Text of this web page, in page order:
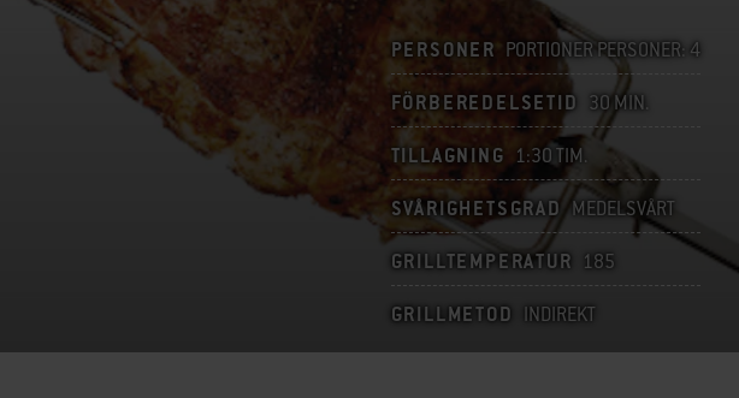
PERSONER PORTIONER PERSONER: 4
FÖRBEREDELSETID 30 MIN.
TILLAGNING 1:30 TIM.
SVÅRIGHETSGRAD MEDELSVÅRT
GRILLTEMPERATUR 185
GRILLMETOD INDIREKT